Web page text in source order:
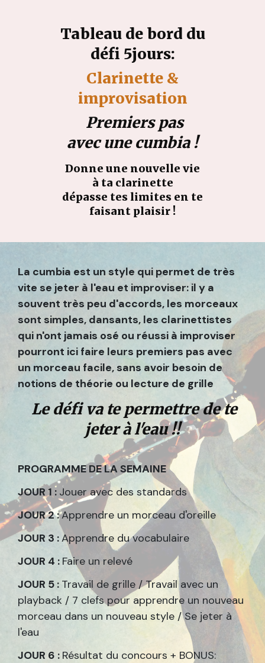
Tableau de bord du
défi 5jours:
Clarinette &
improvisation
Premiers pas
avec une cumbia !
Donne une nouvelle vie
à ta clarinette
dépasse tes limites en te
faisant plaisir !
La cumbia est un style qui permet de très
vite se jeter à l'eau et improviser: il y a
souvent très peu d'accords, les morceaux
sont simples, dansants, les clarinettistes
qui n'ont jamais osé ou réussi à improviser
pourront ici faire leurs premiers pas avec
un morceau facile, sans avoir besoin de
notions de théorie ou lecture de grille
Le défi va te permettre de te
jeter à l'eau !!
PROGRAMME DE LA SEMAINE
JOUR 1 : Jouer avec des standards
JOUR 2 :Apprendre un morceau d'oreille
JOUR 3 :Apprendre du vocabulaire
JOUR 4 : Faire un relevé
JOUR 5 : Travail de grille / Travail avec un
playback / 7 clefs pour apprendre un nouveau
morceau dans un nouveau style / Se jeter à
l'eau
JOUR 6 : Résultat du concours + BONUS: